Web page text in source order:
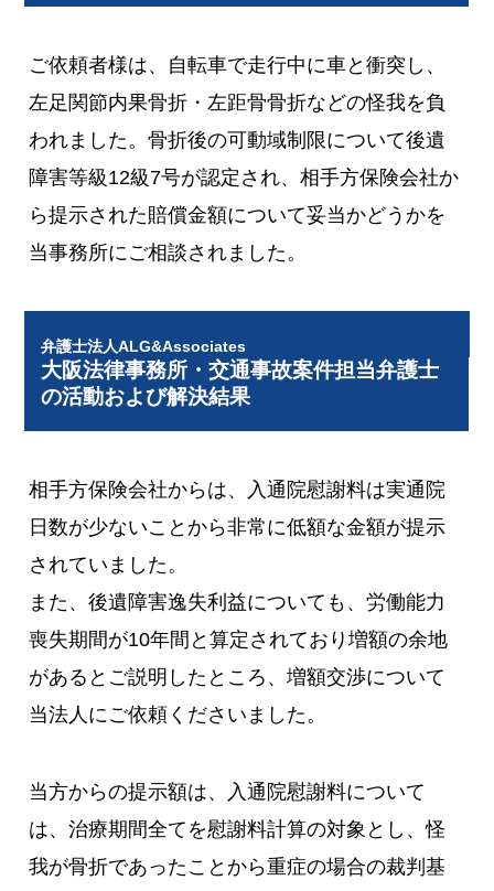
ご依頼者様は、自転車で走行中に車と衝突し、
左足関節内果骨折・左距骨骨折などの怪我を負
われました。骨折後の可動域制限について後遺
障害等級12級7号が認定され、相手方保険会社か
ら提示された賠償金額について妥当かどうかを
当事務所にご相談されました。
弁護士法人ALG&Associates
大阪法律事務所・交通事故案件担当弁護士
の活動および解決結果
相手方保険会社からは、入通院慰謝料は実通院
日数が少ないことから非常に低額な金額が提示
されていました。
また、後遺障害逸失利益についても、労働能力
喪失期間が10年間と算定されており増額の余地
があるとご説明したところ、増額交渉について
当法人にご依頼くださいました。
当方からの提示額は、入通院慰謝料について
は、治療期間全てを慰謝料計算の対象とし、怪
我が骨折であったことから重症の場合の裁判基